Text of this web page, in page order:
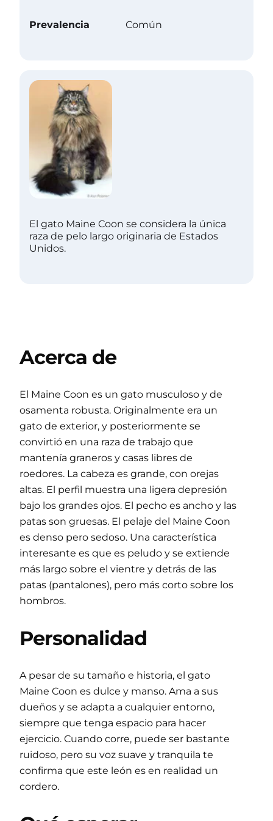
Prevalencia Común
El gato Maine Coon se considera la única
raza de pelo largo originaria de Estados
Unidos.
Acerca de
El Maine Coon es un gato musculoso y de
osamenta robusta. Originalmente era un
gato de exterior, y posteriormente se
convirtió en una raza de trabajo que
mantenía graneros y casas libres de
roedores. La cabeza es grande, con orejas
altas. El perfil muestra una ligera depresión
bajo los grandes ojos. El pecho es ancho y las
patas son gruesas. El pelaje del Maine Coon
es denso pero sedoso. Una característica
interesante es que es peludo y se extiende
más largo sobre el vientre y detrás de las
patas (pantalones), pero más corto sobre los
hombros.
Personalidad
A pesar de su tamaño e historia, el gato
Maine Coon es dulce y manso. Ama a sus
dueños y se adapta a cualquier entorno,
siempre que tenga espacio para hacer
ejercicio. Cuando corre, puede ser bastante
ruidoso, pero su voz suave y tranquila te
confirma que este león es en realidad un
cordero.